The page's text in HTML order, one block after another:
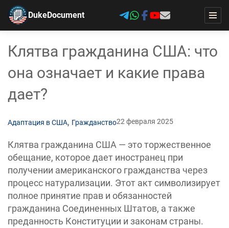
DukeDocument
Клятва гражданина США: что
она означает и какие права
дает?
Адаптация в США, Гражданство22 февраля 2025
Клятва гражданина США — это торжественное
обещание, которое дает иностранец при
получении американского гражданства через
процесс натурализации. Этот акт символизирует
полное принятие прав и обязанностей
гражданина Соединенных Штатов, а также
преданность Конституции и законам страны.